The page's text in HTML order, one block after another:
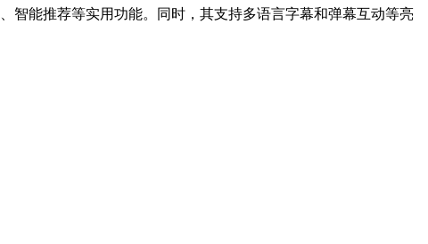
智能推荐等实用功能。同时，其支持多语言字幕和弹幕互动等亮